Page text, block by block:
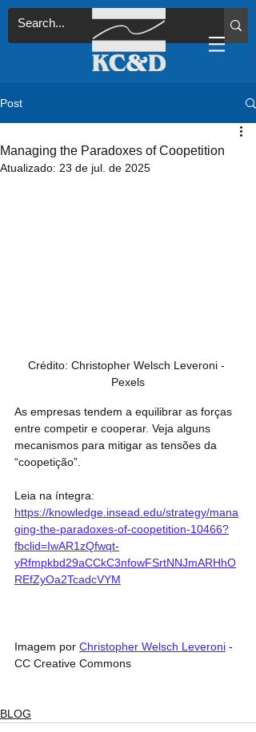
Post
Managing the Paradoxes of Coopetition
Atualizado: 23 de jul. de 2025
Crédito: Christopher Welsch Leveroni -
Pexels
As empresas tendem a equilibrar as forças
entre competir e cooperar. Veja alguns
mecanismos para mitigar as tensões da
“coopetição”.
Leia na íntegra:
https://knowledge.insead.edu/strategy/mana
ging-the-paradoxes-of-coopetition-10466?
fbclid=IwAR1zQfwqt-
yRfmpkbd29aCCkC3nfowFSrtNNJmARHhO
REfZyOa2TcadcVYM
Imagem por Christopher Welsch Leveroni -
CC Creative Commons
BLOG